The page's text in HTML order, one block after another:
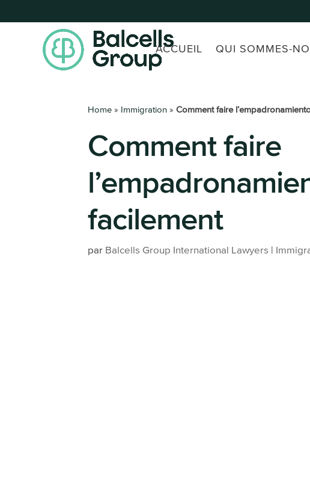
ACCUEIL QUI SOMMES-
Home » Immigration »Comment faire
Comment faire
facilement
par Balcells Group International Lawyers